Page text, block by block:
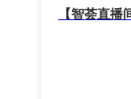
【智荟直